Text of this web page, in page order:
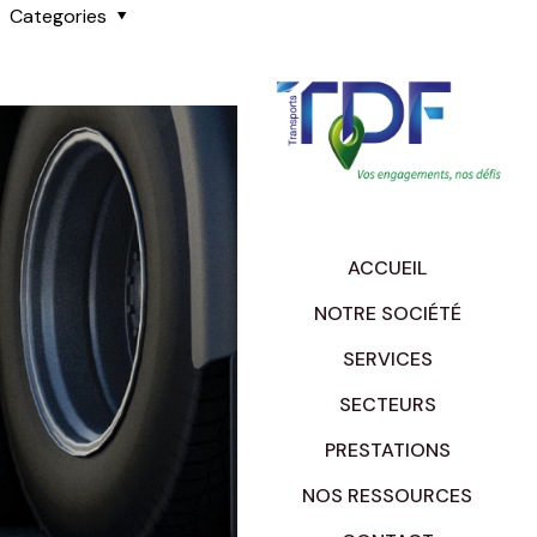
ACCUEIL
NOTRE SOCIÉTÉ
SERVICES
SECTEURS
PRESTATIONS
NOS RESSOURCES
Categories